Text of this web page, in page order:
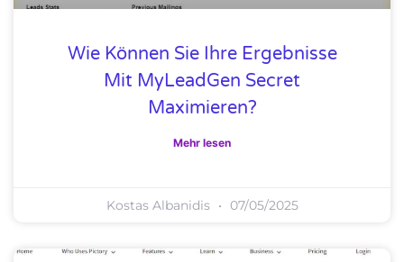
Wie Können Sie Ihre Ergebnisse
Mit MyLeadGen Secret
Maximieren?
Mehr lesen
Kostas Albanidis 07/05/2025